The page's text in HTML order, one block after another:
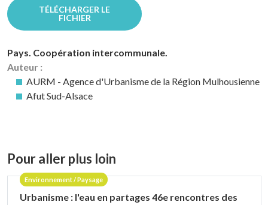
TÉLÉCHARGER LE
FICHIER
Pays. Coopération intercommunale.
Auteur :
AURM - Agence d'Urbanisme de la Région Mulhousienne
Afut Sud-Alsace
Pour aller plus loin
Environnement / Paysage
Urbanisme : l'eau en partages 46e rencontres des